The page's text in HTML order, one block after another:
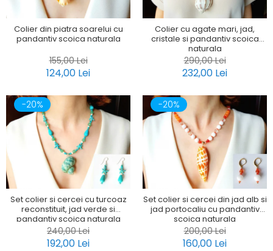
Colier din piatra soarelui cu
pandantiv scoica naturala
155,00 Lei
124,00 Lei
Colier cu agate mari, jad,
cristale si pandantiv scoica
naturala
290,00 Lei
232,00 Lei
-20%
Set colier si cercei cu turcoaz
reconstituit, jad verde si
pandantiv scoica naturala
240,00 Lei
192,00 Lei
-20%
Set colier si cercei din jad alb si
jad portocaliu cu pandantiv
scoica naturala
200,00 Lei
160,00 Lei